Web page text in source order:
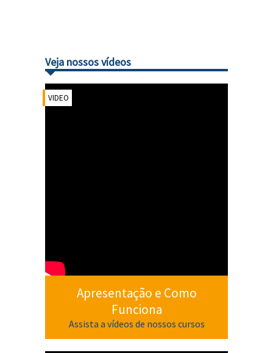
Veja nossos vídeos
VIDEO
Apresentação e Como
Funciona
Assista a vídeos de nossos cursos